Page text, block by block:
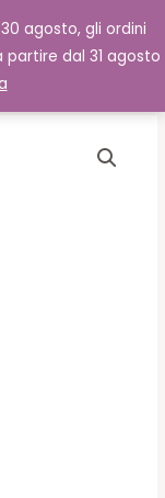
agosto, gli ordini
partire dal 31 agosto
Cerca